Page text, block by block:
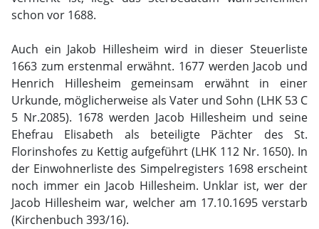
schon vor 1688.
Auch ein Jakob Hillesheim wird in dieser Steuerliste
1663 zum erstenmal erwähnt. 1677 werden Jacob und
Henrich Hillesheim gemeinsam erwähnt in einer
Urkunde, möglicherweise als Vater und Sohn (LHK 53 C
5 Nr.2085). 1678 werden Jacob Hillesheim und seine
Ehefrau Elisabeth als beteiligte Pächter des St.
Florinshofes zu Kettig aufgeführt (LHK 112 Nr. 1650). In
der Einwohnerliste des Simpelregisters 1698 erscheint
noch immer ein Jacob Hillesheim. Unklar ist, wer der
Jacob Hillesheim war, welcher am 17.10.1695 verstarb
(Kirchenbuch 393/16).